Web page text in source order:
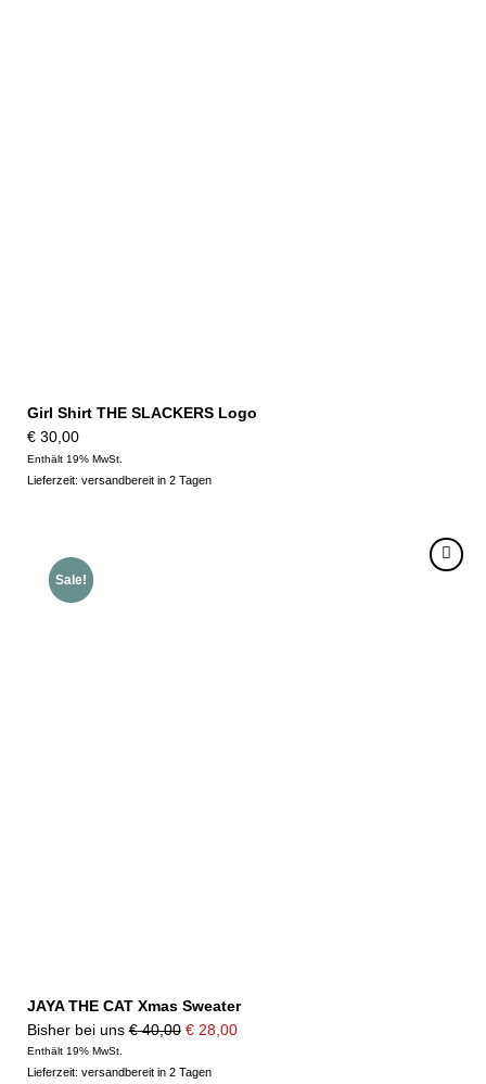
Girl Shirt THE SLACKERS Logo
€30,00
Enthält 19% MwSt.
Lieferzeit: versandbereit in 2 Tagen
Sale!
JAYA THE CAT Xmas Sweater
Bisher bei uns €40,00 Ursprünglicher
war:
€28,00Aktueller
Enthält 19% MwSt.
Lieferzeit: versandbereit in 2 Tagen